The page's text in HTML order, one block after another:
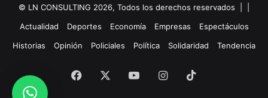
© LN CONSULTING 2026, Todos los derechos reservados |
Actualidad
Deportes Economía Empresas
Espectáculos
Historias
Opinión Policiales Política Solidaridad Tendencia
Facebook YouTubeInstagram